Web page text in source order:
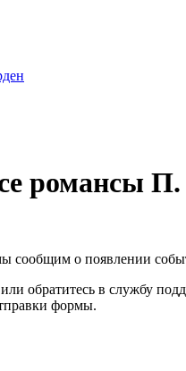
романсы П.
сообщим о появлении
обратитесь в службу
формы.